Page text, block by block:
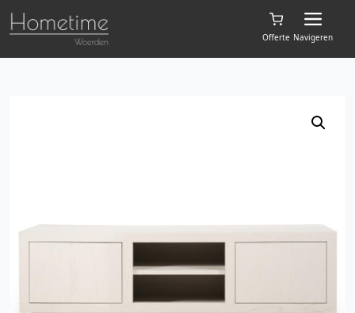
Offerte Navigeren